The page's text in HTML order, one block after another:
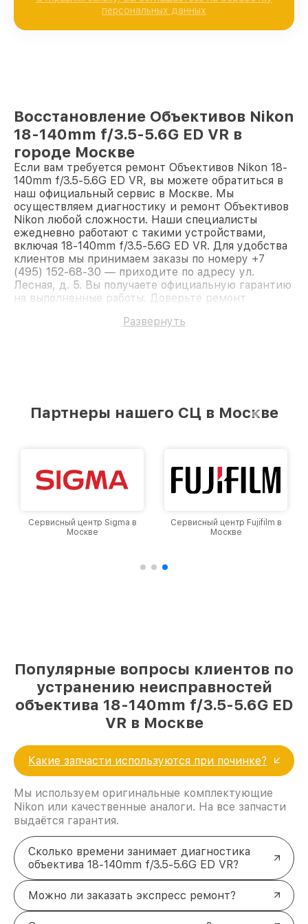
персональных данных
Восстановление Объективов Nikon
18-140mm f/3.5-5.6G ED VR в
городе Москве
Если вам требуется ремонт Объективов Nikon 18-
140mm f/3.5-5.6G ED VR, вы можете обратиться в
наш официальный сервис в Москве. Мы
осуществляем диагностику и ремонт Объективов
Nikon любой сложности. Наши специалисты
ежедневно работают с такими устройствами,
включая 18-140mm f/3.5-5.6G ED VR. Для удобства
клиентов мы принимаем заказы по номеру +7
(495) 152-68-30 — приходите по адресу ул.
Лесная, д. 5. Вы получаете официальную гарантию
на выполненные работы. Доверьте ремонт
Развернуть
Партнеры нашего СЦ в Москве
Сервисный центр Sigma в
Москве
Сервисный центр Fujifilm в
Москве
Популярные вопросы клиентов по
устранению неисправностей
объектива 18-140mm f/3.5-5.6G ED
VR в Москве
Какие запчасти используются при починке?
Мы используем оригинальные комплектующие
Nikon или качественные аналоги. На все запчасти
выдаётся гарантия.
Сколько времени занимает диагностика
объектива 18-140mm f/3.5-5.6G ED VR?
Можно ли заказать экспресс ремонт?